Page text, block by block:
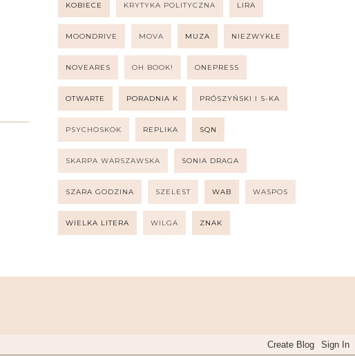
KOBIECE KRYTYKA POLITYCZNA LIRA
MOONDRIVE MOVA MUZA NIEZWYKŁE
NOVEARES OH BOOK! ONEPRESS
OTWARTE PORADNIA K PRÓSZYŃSKI I S-KA
PSYCHOSKOK REPLIKA SQN
SKARPA WARSZAWSKA SONIA DRAGA
SZARA GODZINA SZELEST WAB WASPOS
WIELKA LITERA WILGA ZNAK